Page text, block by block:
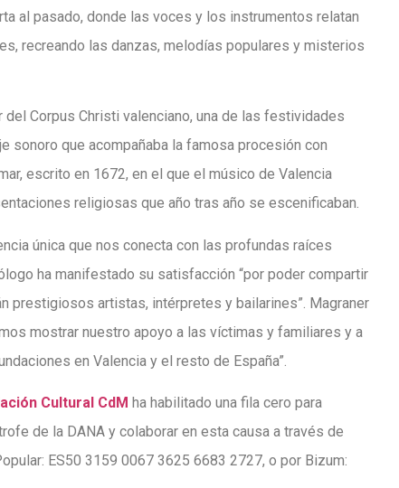
al pasado, donde las voces y los instrumentos relatan
recreando las danzas, melodías populares y misterios
Corpus Christi valenciano, una de las festividades
sonoro que acompañaba la famosa procesión con
escrito en 1672, en el que el músico de Valencia
religiosas que año tras año se escenificaban.
única que nos conecta con las profundas raíces
ha manifestado su satisfacción “por poder compartir
prestigiosos artistas, intérpretes y bailarines”. Magraner
mostrar nuestro apoyo a las víctimas y familiares y a
en Valencia y el resto de España”.
Cultural CdM ha habilitado una fila cero para
de la DANA y colaborar en esta causa a través de
ES50 3159 0067 3625 6683 2727, o por Bizum: